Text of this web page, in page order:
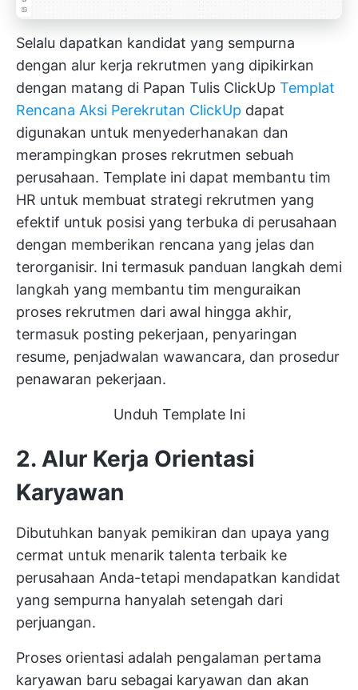
Selalu dapatkan kandidat yang sempurna
dengan alur kerja rekrutmen yang dipikirkan
dengan matang di Papan Tulis ClickUp Templat
Rencana Aksi Perekrutan ClickUp dapat
digunakan untuk menyederhanakan dan
merampingkan proses rekrutmen sebuah
perusahaan. Template ini dapat membantu tim
HR untuk membuat strategi rekrutmen yang
efektif untuk posisi yang terbuka di perusahaan
dengan memberikan rencana yang jelas dan
terorganisir. Ini termasuk panduan langkah demi
langkah yang membantu tim menguraikan
proses rekrutmen dari awal hingga akhir,
termasuk posting pekerjaan, penyaringan
resume, penjadwalan wawancara, dan prosedur
penawaran pekerjaan.
Unduh Template Ini
2. Alur Kerja Orientasi
Karyawan
Dibutuhkan banyak pemikiran dan upaya yang
cermat untuk menarik talenta terbaik ke
perusahaan Anda-tetapi mendapatkan kandidat
yang sempurna hanyalah setengah dari
perjuangan.
Proses orientasi adalah pengalaman pertama
karyawan baru sebagai karyawan dan akan